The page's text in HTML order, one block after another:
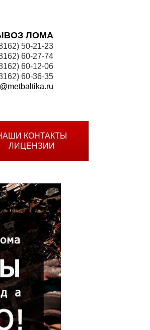
ЛОМА
50-21-23
60-27-74
60-12-06
60-36-35
КОНТАКТЫ
ЛИЦЕНЗИИ